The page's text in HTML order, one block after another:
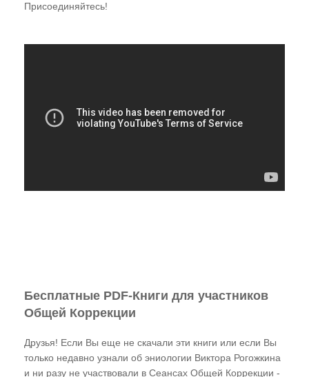
Присоединяйтесь!
Бесплатные PDF-Книги для участников
Общей Коррекции
Друзья! Если Вы еще не скачали эти книги или если Вы
только недавно узнали об эниологии Виктора Рогожкина
и ни разу не участвовали в Сеансах Общей Коррекции -